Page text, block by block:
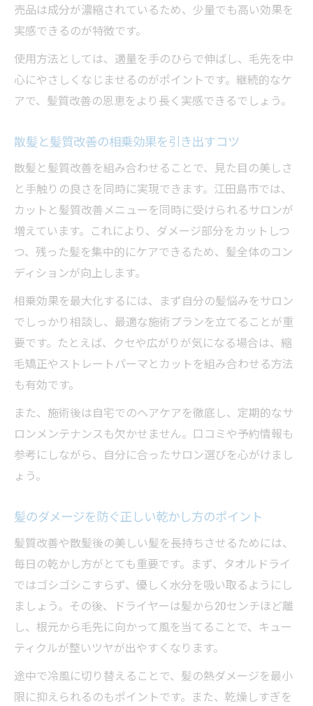
売品は成分が濃縮されているため、少量でも高い効果を
実感できるのが特徴です。
使用方法としては、適量を手のひらで伸ばし、毛先を中
心にやさしくなじませるのがポイントです。継続的なケ
アで、髪質改善の恩恵をより長く実感できるでしょう。
散髪と髪質改善の相乗効果を引き出すコツ
散髪と髪質改善を組み合わせることで、見た目の美しさ
と手触りの良さを同時に実現できます。江田島市では、
カットと髪質改善メニューを同時に受けられるサロンが
増えています。これにより、ダメージ部分をカットしつ
つ、残った髪を集中的にケアできるため、髪全体のコン
ディションが向上します。
相乗効果を最大化するには、まず自分の髪悩みをサロン
でしっかり相談し、最適な施術プランを立てることが重
要です。たとえば、クセや広がりが気になる場合は、縮
毛矯正やストレートパーマとカットを組み合わせる方法
も有効です。
また、施術後は自宅でのヘアケアを徹底し、定期的なサ
ロンメンテナンスも欠かせません。口コミや予約情報も
参考にしながら、自分に合ったサロン選びを心がけまし
ょう。
髪のダメージを防ぐ正しい乾かし方のポイント
髪質改善や散髪後の美しい髪を長持ちさせるためには、
毎日の乾かし方がとても重要です。まず、タオルドライ
ではゴシゴシこすらず、優しく水分を吸い取るようにし
ましょう。その後、ドライヤーは髪から20センチほど離
し、根元から毛先に向かって風を当てることで、キュー
ティクルが整いツヤが出やすくなります。
途中で冷風に切り替えることで、髪の熱ダメージを最小
限に抑えられるのもポイントです。また、乾燥しすぎを